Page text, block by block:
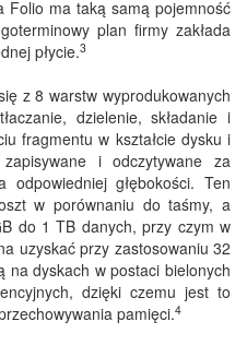
Folio ma taką samą pojemność
plan firmy zakłada
płycie.3
z 8 warstw wyprodukowanych
dzielenie, składanie i
fragmentu w kształcie dysku i
i odczytywane za
głębokości. Ten
w porównaniu do taśmy, a
do 1 TB danych, przy czym w
uzyskać przy zastosowaniu 32
na dyskach w postaci bielonych
dzięki czemu jest to
pamięci.4